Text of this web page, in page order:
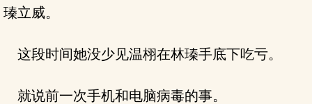
瑧立威。
这段时间她没少见温栩在林瑧手底下吃亏。
就说前一次手机和电脑病毒的事。